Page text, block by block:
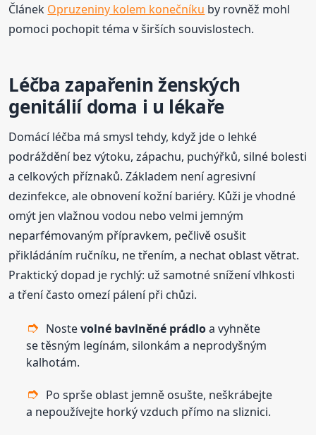
Článek Opruzeniny kolem konečníku by rovněž mohl
pomoci pochopit téma v širších souvislostech.
Léčba zapařenin ženských
genitálií doma i u lékaře
Domácí léčba má smysl tehdy, když jde o lehké
podráždění bez výtoku, zápachu, puchýřků, silné bolesti
a celkových příznaků. Základem není agresivní
dezinfekce, ale obnovení kožní bariéry. Kůži je vhodné
omýt jen vlažnou vodou nebo velmi jemným
neparfémovaným přípravkem, pečlivě osušit
přikládáním ručníku, ne třením, a nechat oblast větrat.
Praktický dopad je rychlý: už samotné snížení vlhkosti
a tření často omezí pálení při chůzi.
Nostevolné bavlněné prádloa vyhněte
se těsným legínám, silonkám a neprodyšným
kalhotám.
Po sprše oblast jemně osušte, neškrábejte
a nepoužívejte horký vzduch přímo na sliznici.